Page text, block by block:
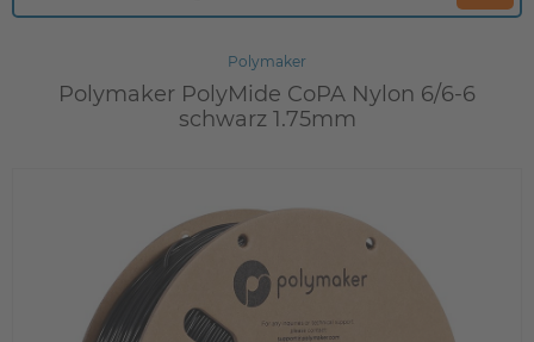
Polymaker
Polymaker PolyMide CoPA Nylon 6/6-6
schwarz 1.75mm